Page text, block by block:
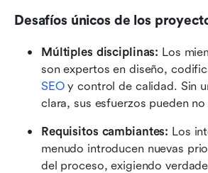
Desafíos únicos de los
Múltiples disciplinas: Los
SEO y control de calidad. Sin
clara, sus esfuerzos pueden
Requisitos cambiantes: Los
menudo introducen nuevas
del proceso, exigiendo